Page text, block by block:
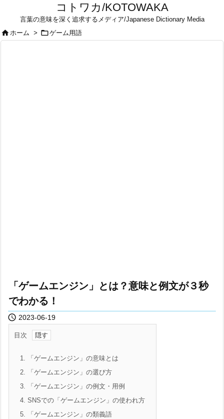
コトワカ/KOTOWAKA
言葉の意味を深く追求するメディア/Japanese Dictionary Media
ホーム > ゲーム用語
「ゲームエンジン」とは？意味と例文が３秒
でわかる！
 2023-06-19
目次
1. 「ゲームエンジン」の意味とは
2. 「ゲームエンジン」の選び方
3. 「ゲームエンジン」の例文・用例
4. SNSでの「ゲームエンジン」の使われ方
5. 「ゲームエンジン」の類義語